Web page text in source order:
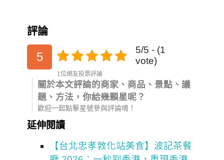
評論
5
5/5 - (1
vote)
1位網友投票評論
關於本文評論的商家、商品、景點、議
題、方法，你給幾顆星呢？
歡迎一起點擊星號參與評論唷！
延伸閱讀
【台北忠孝敦化站美食】波記茶餐